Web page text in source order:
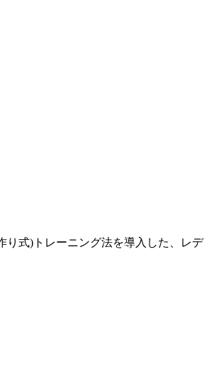
り式)トレーニング法を導入した、レデ